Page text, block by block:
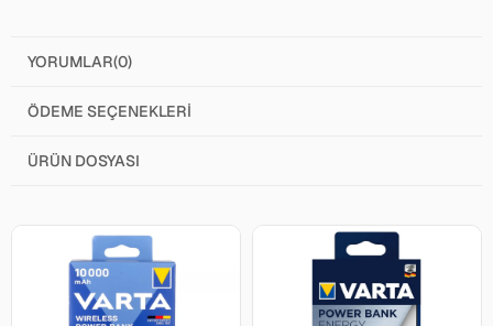
YORUMLAR(0)
ÖDEME SEÇENEKLERI
ÜRÜN DOSYASI